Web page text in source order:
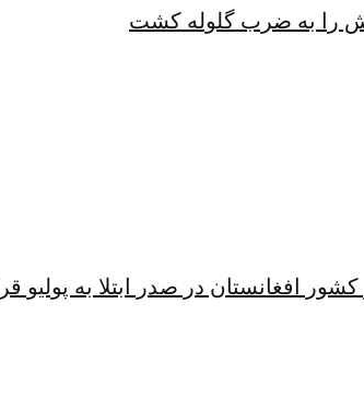
را به ضرب گلوله کشت